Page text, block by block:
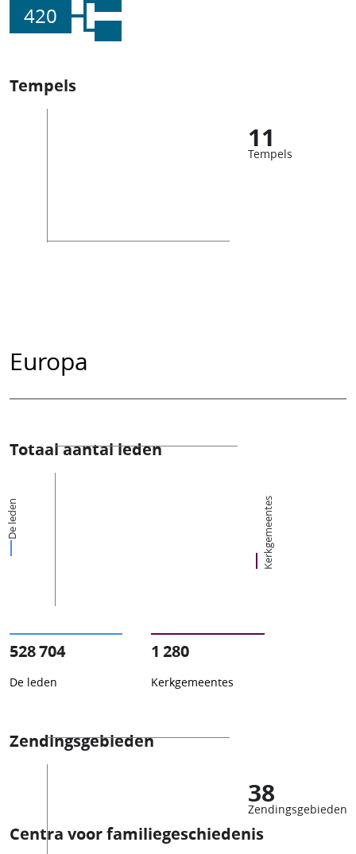
420
Tempels
11
Tempels
Europa
Totaal aantal leden
De leden Kerkgemeentes
528 704
De leden
1 280
Kerkgemeentes
Zendingsgebieden
38
Zendingsgebieden
Centra voor familiegeschiedenis